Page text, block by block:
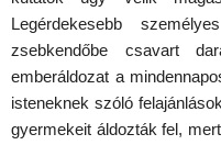
Legérdekesebb
zsebkendőbe csavart
emberáldozat a
isteneknek szóló
gyermekeit áldozták fel,